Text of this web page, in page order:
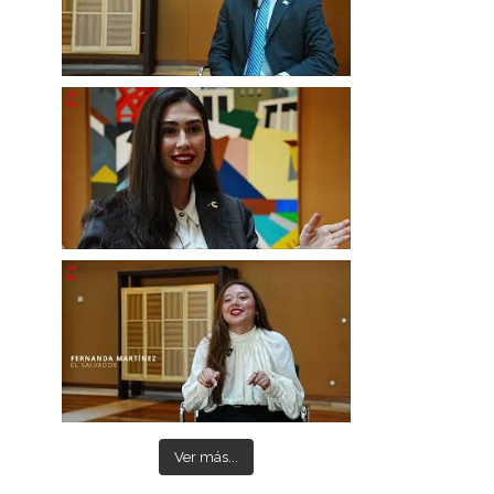
Ver más...